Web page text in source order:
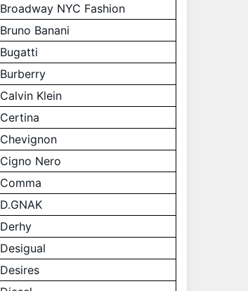
Broadway NYC Fashion
Bruno Banani
Bugatti
Burberry
Calvin Klein
Certina
Chevignon
Cigno Nero
Comma
D.GNAK
Derhy
Desigual
Desires